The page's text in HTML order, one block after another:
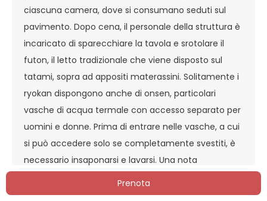
Prenota
ciascuna camera, dove si consumano seduti sul
pavimento. Dopo cena, il personale della struttura è
incaricato di sparecchiare la tavola e srotolare il
futon, il letto tradizionale che viene disposto sul
tatami, sopra ad appositi materassini. Solitamente i
ryokan dispongono anche di onsen, particolari
vasche di acqua termale con accesso separato per
uomini e donne. Prima di entrare nelle vasche, a cui
si può accedere solo se completamente svestiti, è
necessario insaponarsi e lavarsi. Una nota
uno specifico divieto d’ingresso in alcuni locali e